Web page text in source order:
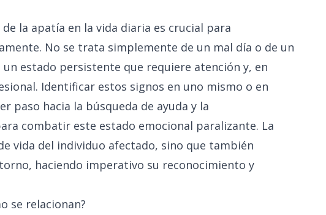
la apatía en la vida diaria es crucial para
No se trata simplemente de un mal día o de un
estado persistente que requiere atención y, en
Identificar estos signos en uno mismo o en
paso hacia la búsqueda de ayuda y la
combatir este estado emocional paralizante. La
vida del individuo afectado, sino que también
haciendo imperativo su reconocimiento y
se relacionan?